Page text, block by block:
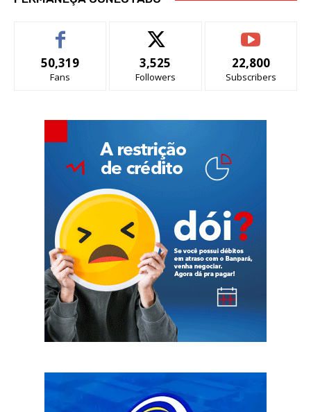
50,319
Fans
3,525
Followers
22,800
Subscribers